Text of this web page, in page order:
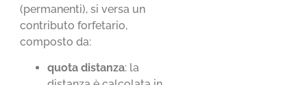
(permanenti), si versa un
contributo forfetario,
composto da:
quota distanza: la